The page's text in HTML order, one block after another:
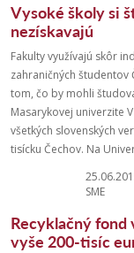
Vysoké školy si
nezískavajú
Fakulty využívajú skôr
zahraničných
tom, čo by mohli
Masarykovej univerzite
všetkých slovenských
tisícku Čechov. Na
SME
Recyklačný fond
vyše 200-tisíc